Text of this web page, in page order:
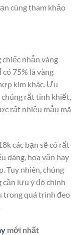
cùng tham khảo
nhẫn vàng
75% là vàng
kim khác. Ưu
chúng rất tinh khiết,
rất nhiều mẫu mã
các bạn sẽ có rất
dáng, hoa văn hay
Tuy nhiên, chúng
cần lưu ý đó chính
trong quá trình đeo
mới nhất